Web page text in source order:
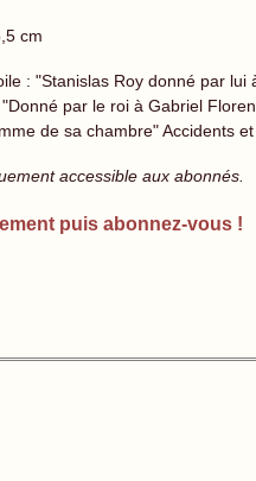
cm
: "Stanislas Roy donné par
par le roi à Gabriel
de sa chambre" Accidents
accessible aux abonnés.
puis abonnez-vous !